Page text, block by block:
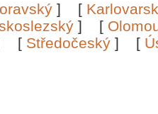
] [
] [
[ Středočeský ] [